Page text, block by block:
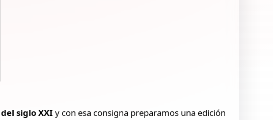
siglo XXI y con esa consigna preparamos una edición